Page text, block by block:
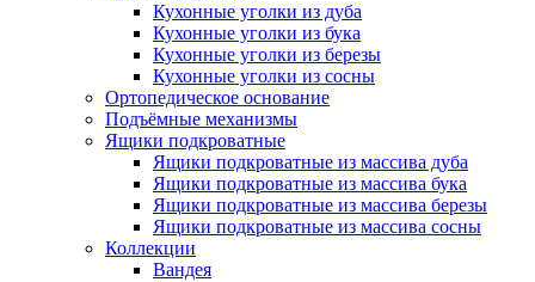
Кухонные уголки из дуба
Кухонные уголки из бука
Кухонные уголки из березы
Кухонные уголки из сосны
Ортопедическое основание
Подъёмные механизмы
Ящики подкроватные
Ящики подкроватные из массива дуба
Ящики подкроватные из массива бука
Ящики подкроватные из массива березы
Ящики подкроватные из массива сосны
Коллекции
Вандея